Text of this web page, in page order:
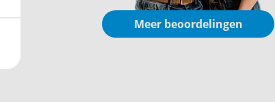
Meer beoordelingen